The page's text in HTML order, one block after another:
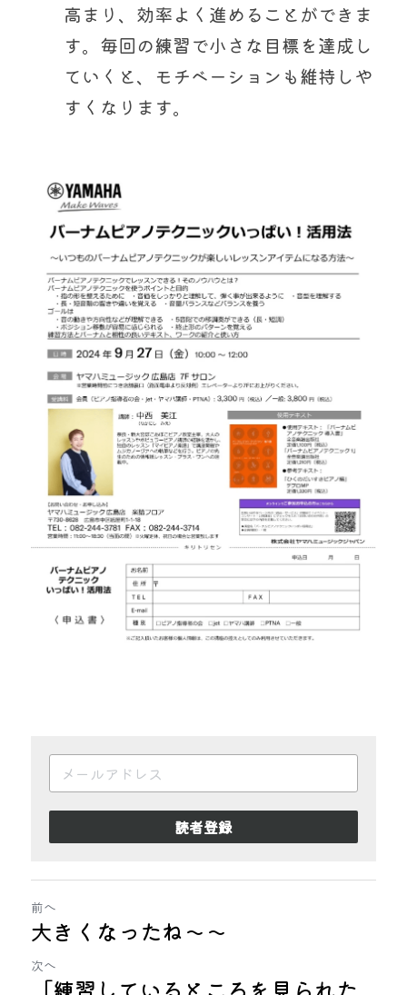
高まり、効率よく進めることができま
す。毎回の練習で小さな目標を達成し
ていくと、モチベーションも維持しや
すくなります。
読者登録
前へ
大きくなったね〜〜
次へ